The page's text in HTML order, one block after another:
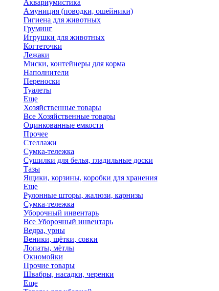
Аквариумистика
Амуниция (поводки, ошейники)
Гигиена для животных
Груминг
Игрушки для животных
Когтеточки
Лежаки
Миски, контейнеры для корма
Наполнители
Переноски
Туалеты
Еще
Хозяйственные товары
Все Хозяйственные товары
Оцинкованные емкости
Прочее
Стеллажи
Сумка-тележка
Сушилки для белья, гладильные доски
Тазы
Ящики, корзины, коробки для хранения
Еще
Рулонные шторы, жалюзи, карнизы
Сумка-тележка
Уборочный инвентарь
Все Уборочный инвентарь
Ведра, урны
Веники, щётки, совки
Лопаты, мётлы
Окномойки
Прочие товары
Швабры, насадки, черенки
Еще